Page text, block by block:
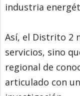
industria
Así, el Distrito 2
servicios, sino
regional de
articulado con